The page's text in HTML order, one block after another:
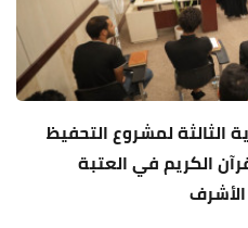
الثالثة لمشروع التحفيظ
الكريم في العتبة